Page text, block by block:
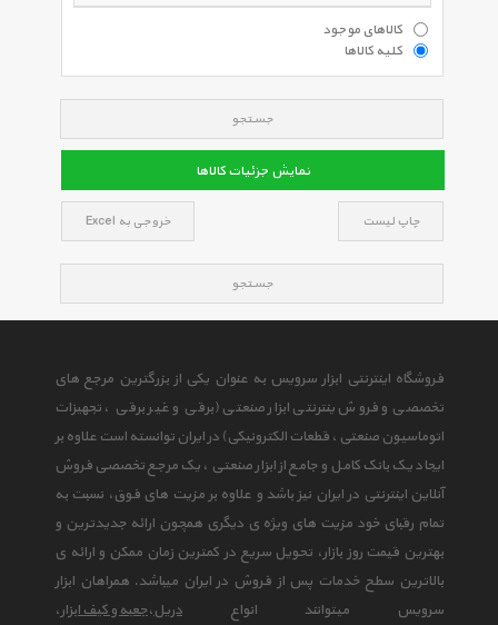
کالاهای موجود
کلیه کالاها
جستجو
نمایش جزئیات کالاها
چاپ لیست خروجی به Excel
جستجو
فروشگاه اینترنتی ابزار سرویس به عنوان یکی از بزرگترین مرجع های
تخصصی و فروش ینترنتی ابزار صنعتی (برقی و غیر برقی ، تجهیزات
اتوماسیون صنعتی ، قطعات الکترونیکی) در ایران توانسته است علاوه بر
ایجاد یک بانک کامل و جامع از ابزار صنعتی ، یک مرجع تخصصی فروش
آنلاین اینترنتی در ایران نیز باشد و علاوه بر مزیت های فوق، نسبت به
تمام رقبای خود مزیت های ویژه ی دیگری همچون ارائه جدیدترین و
بهترین قیمت روز بازار، تحویل سریع در کمترین زمان ممکن و ارائه ی
بالاترین سطح خدمات پس از فروش در ایران میباشد. همراهان ابزار
سرویس میتوانند انواع دریل،جعبه و کیف ابزار،